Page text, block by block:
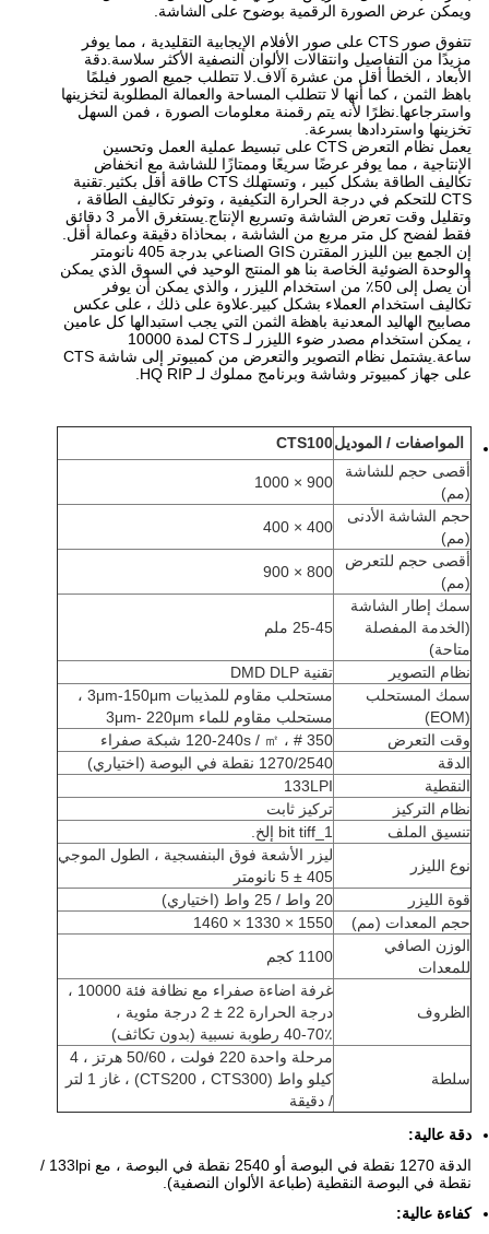
ويمكن عرض الصورة الرقمية بوضوح على الشاشة.
تتفوق صور CTS على صور الأفلام الإيجابية التقليدية ، مما يوفر
مزيدًا من التفاصيل وانتقالات الألوان النصفية الأكثر سلاسة.دقة
الأبعاد ، الخطأ أقل من عشرة آلاف.لا تتطلب جميع الصور فيلمًا
باهظ الثمن ، كما أنها لا تتطلب المساحة والعمالة المطلوبة لتخزينها
واسترجاعها.نظرًا لأنه يتم رقمنة معلومات الصورة ، فمن السهل
تخزينها واستردادها بسرعة.
يعمل نظام التعرض CTS على تبسيط عملية العمل وتحسين
الإنتاجية ، مما يوفر عرضًا سريعًا وممتازًا للشاشة مع انخفاض
تكاليف الطاقة بشكل كبير ، وتستهلك CTS طاقة أقل بكثير.تقنية
CTS للتحكم في درجة الحرارة التكيفية ، وتوفر تكاليف الطاقة ،
وتقليل وقت تعرض الشاشة وتسريع الإنتاج.يستغرق الأمر 3 دقائق
فقط لفضح كل متر مربع من الشاشة ، بمحاذاة دقيقة وعمالة أقل.
إن الجمع بين الليزر المقترن GIS الصناعي بدرجة 405 نانومتر
والوحدة الضوئية الخاصة بنا هو المنتج الوحيد في السوق الذي يمكن
أن يصل إلى 50٪ من استخدام الليزر ، والذي يمكن أن يوفر
تكاليف استخدام العملاء بشكل كبير.علاوة على ذلك ، على عكس
مصابيح الهاليد المعدنية باهظة الثمن التي يجب استبدالها كل عامين
، يمكن استخدام مصدر ضوء الليزر لـ CTS لمدة 10000
ساعة.يشتمل نظام التصوير والتعرض من كمبيوتر إلى شاشة CTS
على جهاز كمبيوتر وشاشة وبرنامج مملوك لـ HQ RIP.
المواصفات / الموديلCTS100
أقصى حجم للشاشة
(مم)
900 × 1000
حجم الشاشة الأدنى
(مم)
400 × 400
أقصى حجم للتعرض
(مم)
800 × 900
سمك إطار الشاشة
(الخدمة المفصلة
متاحة)
25-45 ملم
نظام التصوير
تقنية DMD DLP
سمك المستحلب
(EOM)
مستحلب مقاوم للمذيبات 3μm-150μm ،
مستحلب مقاوم للماء 3μm- 220μm
وقت التعرض
120-240s / ㎡ ، # 350 شبكة صفراء
الدقة
1270/2540 نقطة في البوصة (اختياري)
النقطية
133LPI
نظام التركيز
تركيز ثابت
تنسيق الملف
1_bit tiff إلخ.
نوع الليزر
ليزر الأشعة فوق البنفسجية ، الطول الموجي
405 ± 5 نانومتر
قوة الليزر
20 واط / 25 واط (اختياري)
حجم المعدات (مم)
1550 × 1330 × 1460
الوزن الصافي
للمعدات
1100 كجم
الظروف
غرفة اضاءة صفراء مع نظافة فئة 10000 ،
درجة الحرارة 22 ± 2 درجة مئوية ،
40-70٪ رطوبة نسبية (بدون تكاثف)
سلطة
مرحلة واحدة 220 فولت ، 50/60 هرتز ، 4
كيلو واط (CTS200 ، CTS300) ، غاز 1 لتر
/ دقيقة
دقة عالية:
الدقة 1270 نقطة في البوصة أو 2540 نقطة في البوصة ، مع 133lpi /
نقطة في البوصة النقطية (طباعة الألوان النصفية).
كفاءة عالية: